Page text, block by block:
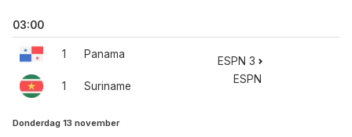
03:00
1
1
Panama
Suriname
ESPN 3
ESPN
Donderdag 13 november